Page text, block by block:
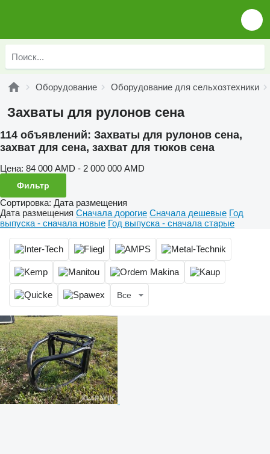
Оборудование Оборудование для сельхозтехники
Захваты для рулонов сена
114 объявлений: Захваты для рулонов сена,
захват для сена, захват для тюков сена
Цена: 84 000 AMD - 2 000 000 AMD
Фильтр
Сортировка: Дата размещения
Дата размещения Сначала дорогие Сначала дешевые Год
выпуска - сначала новые Год выпуска - сначала старые
Все